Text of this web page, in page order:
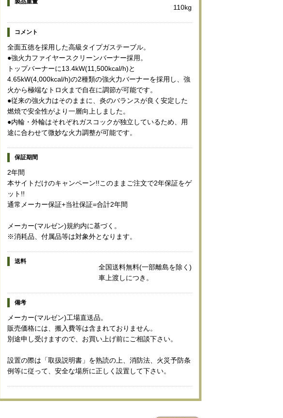
110kg
コメント
全面五徳を採用した高級タイプガステーブル。
●強火力ファイヤースクリーンバーナー採用。
トップバーナーに13.4kW(11,500kcal/h)と
4.65kW(4,000kcal/h)の2種類の強火力バーナーを採用し、強
火から極端なトロ火まで自在に調節が可能です。
●従来の強火力はそのままに、炎のバランスが良く安定した
燃焼で安全性がより一層向上しました。
●内輪・外輪はそれぞれガスコックが独立しているため、用
途に合わせて微妙な火力調整が可能です。
保証期間
2年間
本サイトだけのキャンペーン!!このままご注文で2年保証をゲ
ット!!
通常メーカー保証+当社保証=合計2年間
メーカー(マルゼン)規約内に基づく。
※消耗品、付属品等は対象外となります。
送料
全国送料無料(一部離島を除く)
車上渡しにつき。
備考
メーカー(マルゼン)工場直送品。
販売価格には、搬入費等は含まれておりません。
別途申し受けますので、お買い上げ前にご相談下さい。
設置の際は「取扱説明書」を熟読の上、消防法、火災予防条
例等に従って、安全な場所に正しく設置して下さい。